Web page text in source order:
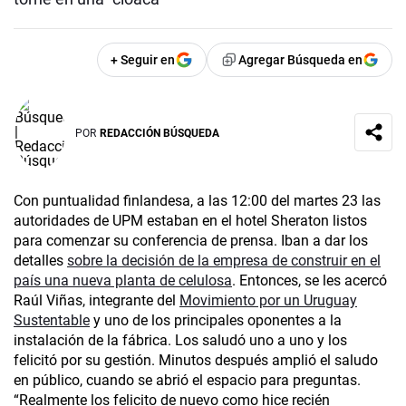
+ Seguir en Agregar Búsqueda en
POR REDACCIÓN BÚSQUEDA
Con puntualidad finlandesa, a las 12:00 del martes 23 las
autoridades de UPM estaban en el hotel Sheraton listos
para comenzar su conferencia de prensa. Iban a dar los
detalles sobre la decisión de la empresa de construir en el
país una nueva planta de celulosa. Entonces, se les acercó
Raúl Viñas, integrante del Movimiento por un Uruguay
Sustentable y uno de los principales oponentes a la
instalación de la fábrica. Los saludó uno a uno y los
felicitó por su gestión. Minutos después amplió el saludo
en público, cuando se abrió el espacio para preguntas.
“Realmente los felicito de nuevo como hice recién